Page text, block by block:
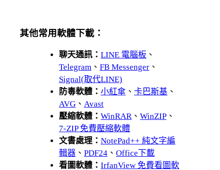
其他常用軟體下載：
聊天通訊： LINE 電腦板 、
Telegram 、 FB Messenger 、
Signal(取代LINE)
防毒軟體： 小紅傘 、 卡巴斯基 、
AVG 、 Avast
壓縮軟體： WinRAR、 WinZIP 、
7-ZIP 免費壓縮軟體
文書處理： NotePad++ 純文字編
輯器 、 PDF24 、 Office下載
看圖軟體： IrfanView 免費看圖軟